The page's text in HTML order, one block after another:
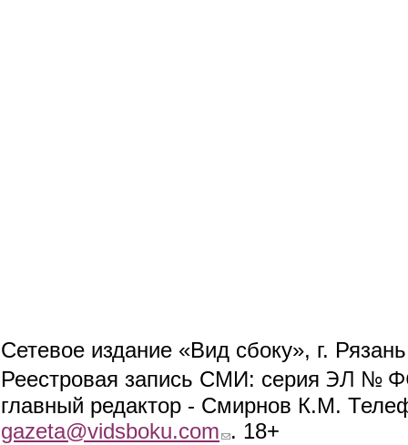
Сетевое издание «Вид сбоку», г.
Реестровая запись СМИ: серия ЭЛ №
главный редактор - Смирнов К.М.
gazeta@vidsboku.com (link sends e-mail)
. 18+